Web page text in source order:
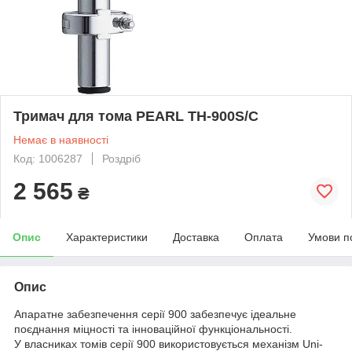
Тримач для тома PEARL TH-900S/C
Немає в наявності
Код: 1006287
Роздріб
2 565 ₴
Опис Характеристики Доставка Оплата Умови
Опис
Апаратне забезпечення серії 900 забезпечує ідеальне
поєднання міцності та інноваційної функціональності.
У власниках томів серії 900 використовується механізм Uni-